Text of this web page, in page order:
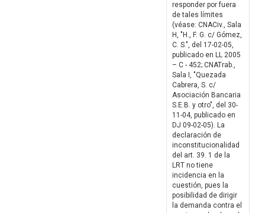
responder por fuera
de tales límites
(véase: CNACiv., Sala
H, "H., F. G. c/ Gómez,
C. S.", del 17-02-05,
publicado en LL 2005
– C - 452; CNATrab.,
Sala I, "Quezada
Cabrera, S. c/
Asociación Bancaria
S.E.B. y otro", del 30-
11-04, publicado en
DJ 09-02-05). La
declaración de
inconstitucionalidad
del art. 39. 1 de la
LRT no tiene
incidencia en la
cuestión, pues la
posibilidad de dirigir
la demanda contra el